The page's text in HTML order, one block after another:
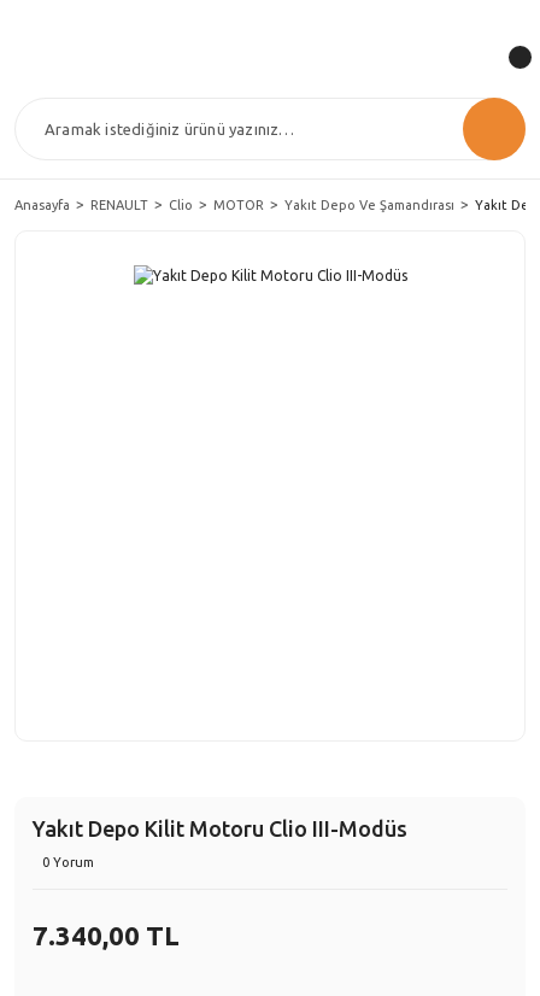
Anasayfa RENAULT Clio MOTOR Yakıt Depo Ve Şamandırası Yakıt
Yakıt Depo Kilit Motoru Clio III-Modüs
0 Yorum
7.340,00 TL